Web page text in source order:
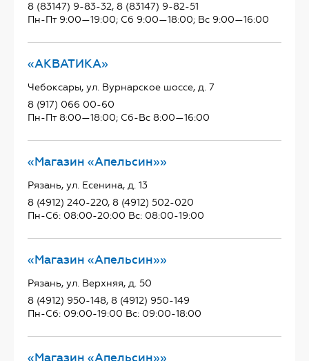
8 (83147) 9-83-32, 8 (83147) 9-82-51
Пн-Пт 9:00—19:00; Сб 9:00—18:00; Вс 9:00—16:00
«АКВАТИКА»
Чебоксары, ул. Вурнарское шоссе, д. 7
8 (917) 066 00-60
Пн-Пт 8:00—18:00; Сб-Вс 8:00—16:00
«Магазин «Апельсин»»
Рязань, ул. Есенина, д. 13
8 (4912) 240-220, 8 (4912) 502-020
Пн-Сб: 08:00-20:00 Вс: 08:00-19:00
«Магазин «Апельсин»»
Рязань, ул. Верхняя, д. 50
8 (4912) 950-148, 8 (4912) 950-149
Пн-Сб: 09:00-19:00 Вс: 09:00-18:00
«Магазин «Апельсин»»